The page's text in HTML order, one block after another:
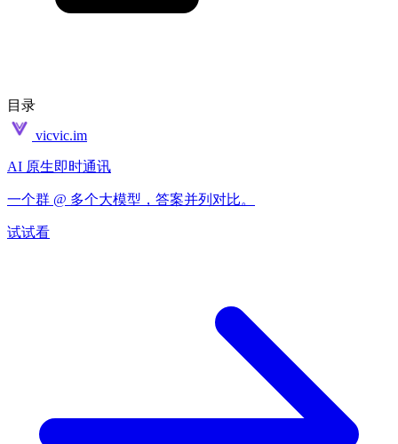
目录
vicvic.im
AI 原生即时通讯
一个群 @ 多个大模型，答案并列对比。
试试看